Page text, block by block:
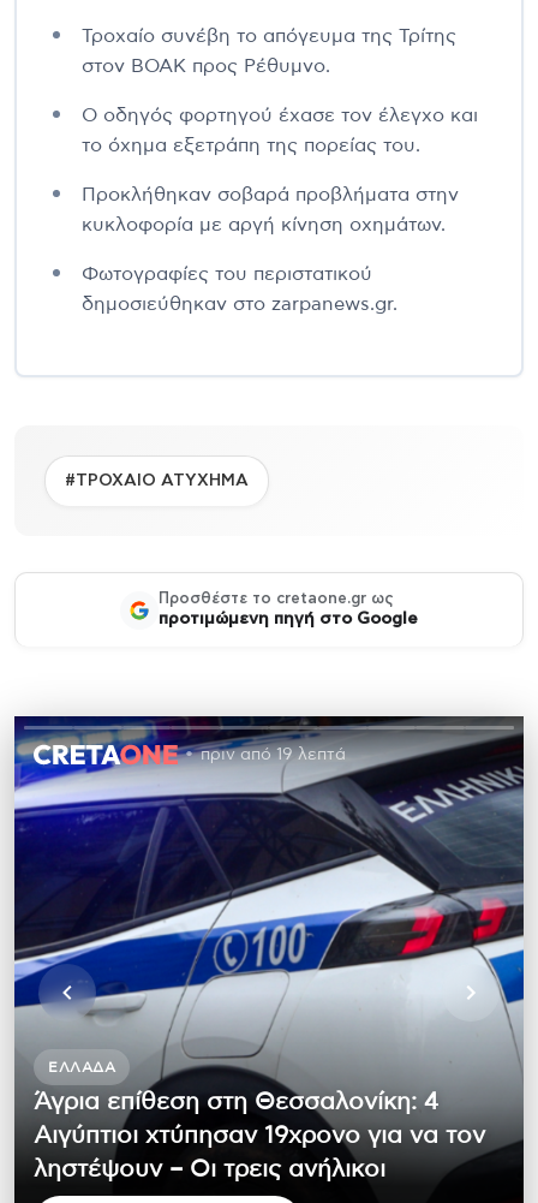
Τροχαίο συνέβη το απόγευμα της Τρίτης
στον ΒΟΑΚ προς Ρέθυμνο.
Ο οδηγός φορτηγού έχασε τον έλεγχο και
το όχημα εξετράπη της πορείας του.
Προκλήθηκαν σοβαρά προβλήματα στην
κυκλοφορία με αργή κίνηση οχημάτων.
Φωτογραφίες του περιστατικού
δημοσιεύθηκαν στο zarpanews.gr.
#ΤΡΟΧΑΙΟ ΑΤΥΧΗΜΑ
Προσθέστε το cretaone.gr ως
προτιμώμενη πηγή στο Google
πριν από 19 λεπτά
ΕΛΛΆΔΑ
Άγρια επίθεση στη Θεσσαλονίκη: 4
Αιγύπτιοι χτύπησαν 19χρονο για να τον
ληστέψουν – Οι τρεις ανήλικοι